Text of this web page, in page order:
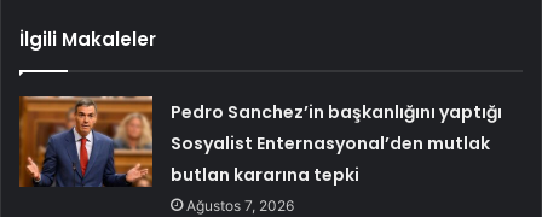
İlgili Makaleler
Pedro Sanchez’in başkanlığını yaptığı
Sosyalist Enternasyonal’den mutlak
butlan kararına tepki
Ağustos 7, 2026